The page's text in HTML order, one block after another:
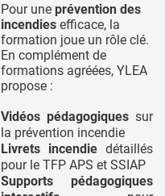
Pour une prévention des
incendies efficace, la
formation joue un rôle clé.
En complément de
formations agréées, YLEA
propose :
Vidéos pédagogiques sur
la prévention incendie
Livrets incendie détaillés
pour le TFP APS et SSIAP
Supports pédagogiques